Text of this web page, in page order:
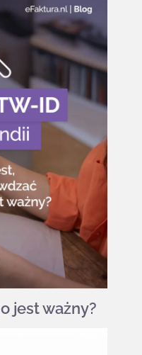
jest ważny?